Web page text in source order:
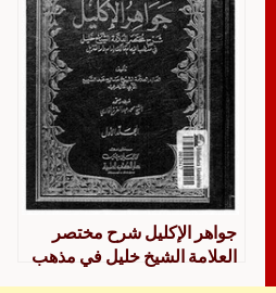
جواهر الإكليل شرح مختصر
العلامة الشيخ خليل في مذهب